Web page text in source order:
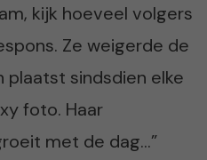
kijk hoeveel volgers
Ze weigerde de
sindsdien elke
foto. Haar
met de dag…”